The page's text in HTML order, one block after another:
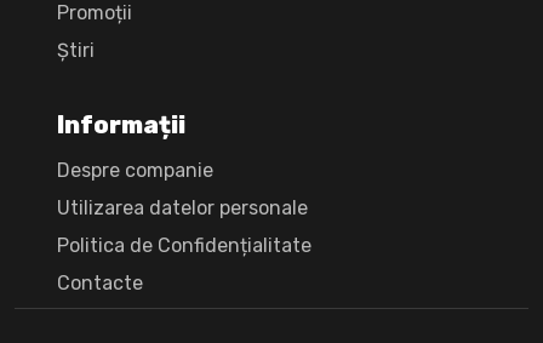
Promoții
Știri
Informații
Despre companie
Utilizarea datelor personale
Politica de Confidențialitate
Сontacte